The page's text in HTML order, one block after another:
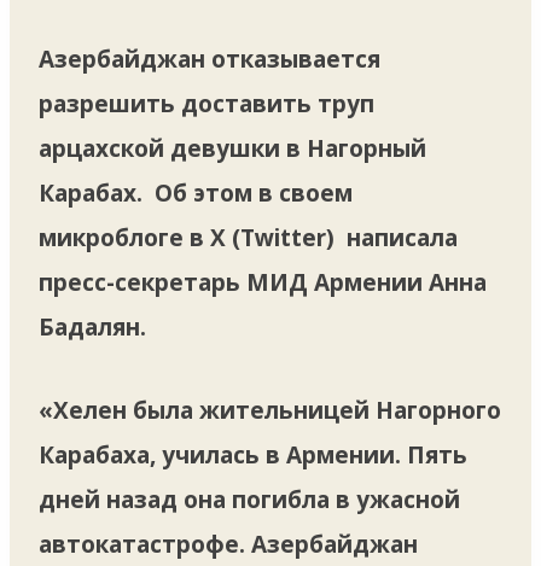
Азербайджан отказывается
разрешить доставить труп
арцахской девушки в Нагорный
Карабах. Об этом в своем
микроблоге в Х (Twitter) написала
пресс-секретарь МИД Армении Анна
Бадалян.
«Хелен была жительницей Нагорного
Карабаха, училась в Армении. Пять
дней назад она погибла в ужасной
автокатастрофе. Азербайджан